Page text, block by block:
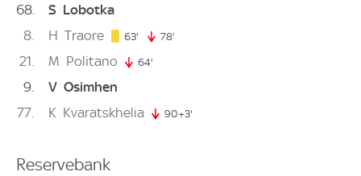
68
S Lobotka
8
H Traore 63' 63. minute
78'
21 M Politano 64'
9 V Osimhen
77
K Kvaratskhelia 90+3'
Reservebank